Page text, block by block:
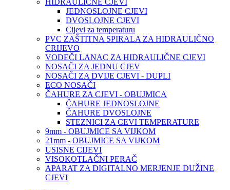
HIDRAULIČNE CJEVI
JEDNOSLOJNE CJEVI
DVOSLOJNE CJEVI
Cijevi za temperaturu
PVC ZAŠTITNA SPIRALA ZA HIDRAULIČNO
CRIJEVO
VODEČI LANAC ZA HIDRAULIČNE CJEVI
NOSAČI ZA JEDNU CJEV
NOSAČI ZA DVIJE CJEVI - DUPLI
ECO NOSAČI
ČAHURE ZA CJEVI - OBUJMICA
ČAHURE JEDNOSLOJNE
ČAHURE DVOSLOJNE
STEZNICI ZA CEVI TEMPERATURE
9mm - OBUJMICE SA VIJKOM
21mm - OBUJMICE SA VIJKOM
USISNE CIJEVI
VISOKOTLAČNI PERAČ
APARAT ZA DIGITALNO MERJENJE DUŽINE
CJEVI